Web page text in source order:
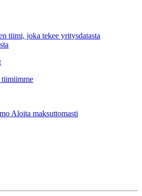
tiimi, joka tekee yritysdatasta
tiimiimme
Aloita maksuttomasti